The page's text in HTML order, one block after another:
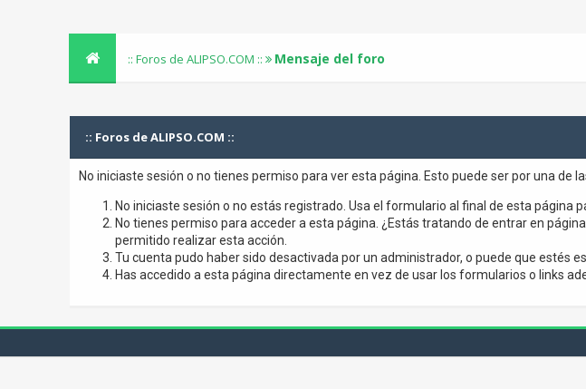
:: Foros de ALIPSO.COM :: Mensaje del foro
:: Foros de ALIPSO.COM ::
No iniciaste sesión o no tienes permiso para ver esta página. Esto puede ser por una de
No iniciaste sesión o no estás registrado. Usa el formulario al final de esta página
No tienes permiso para acceder a esta página. ¿Estás tratando de entrar en
permitido realizar esta acción.
Tu cuenta pudo haber sido desactivada por un administrador, o puede que estés
Has accedido a esta página directamente en vez de usar los formularios o links